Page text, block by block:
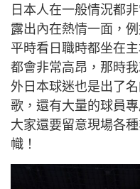
日本人在一般情況都
露出內在熱情一面，
平時看日職時都坐在
都會非常高昂，那時
外日本球迷也是出了
歌，還有大量的球員
大家還要留意現場各
幟！